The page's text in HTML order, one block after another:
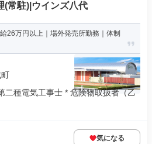
(常駐)|ウインズ八代
26万円以上｜場外発売所勤務｜体制
二種電気工事士 * 危険物取扱者（乙
気になる